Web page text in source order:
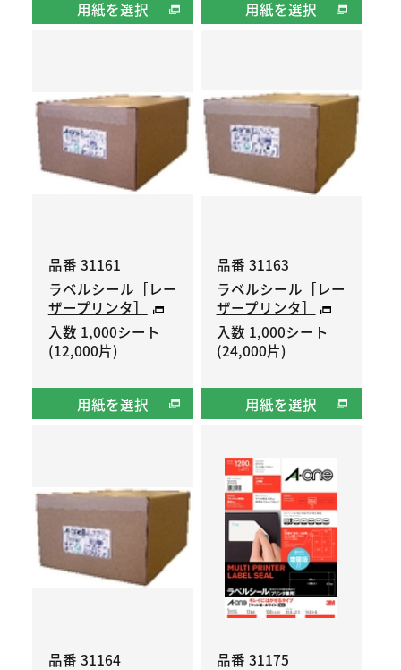
用紙を選択 用紙を選択
品番 31161
ラベルシール［レー
ザープリンタ］
入数 1,000シート
(12,000片)
用紙を選択
品番 31163
ラベルシール［レー
ザープリンタ］
入数 1,000シート
(24,000片)
用紙を選択
品番 31164
品番 31175